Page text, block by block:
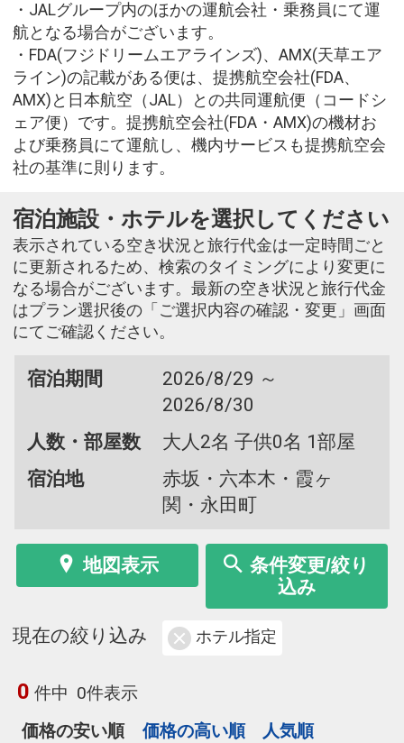
・JALグループ内のほかの運航会社・乗務員にて運
航となる場合がございます。
・FDA(フジドリームエアラインズ)、AMX(天草エア
ライン)の記載がある便は、提携航空会社(FDA、
AMX)と日本航空（JAL）との共同運航便（コードシ
ェア便）です。提携航空会社(FDA・AMX)の機材お
よび乗務員にて運航し、機内サービスも提携航空会
社の基準に則ります。
宿泊施設・ホテルを選択してください
表示されている空き状況と旅行代金は一定時間ごと
に更新されるため、検索のタイミングにより変更に
なる場合がございます。最新の空き状況と旅行代金
はプラン選択後の「ご選択内容の確認・変更」画面
にてご確認ください。
宿泊期間
2026/8/29 ～
2026/8/30
人数・部屋数
大人2名 子供0名 1部屋
宿泊地
赤坂・六本木・霞ヶ
関・永田町
地図表示
条件変更/絞り
込み
現在の絞り込み ホテル指定
0 件中 0件表示
価格の安い順
価格の高い順 人気順